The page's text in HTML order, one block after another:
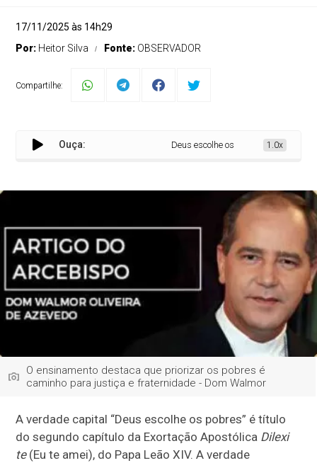
17/11/2025 às 14h29
Por: Heitor Silva Fonte: OBSERVADOR
Compartilhe:
Ouça: Deus escolhe os pobres 1.0x
O ensinamento destaca que priorizar os pobres é
caminho para justiça e fraternidade - Dom Walmor
A verdade capital “Deus escolhe os pobres” é título
do segundo capítulo da Exortação Apostólica Dilexi
te(Eu te amei), do Papa Leão XIV. A verdade